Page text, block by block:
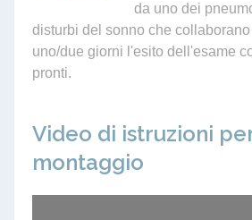
da uno dei
disturbi del sonno che
uno/due giorni l'esito dell'esame
pronti.
Video di istruzioni
montaggio